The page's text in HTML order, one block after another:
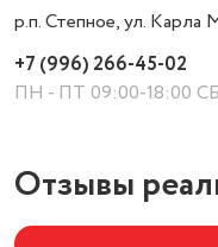
р.п. Степное, ул. Карла
+7 (996) 266-45-02
ПН - ПТ 09:00-18:00
Отзывы